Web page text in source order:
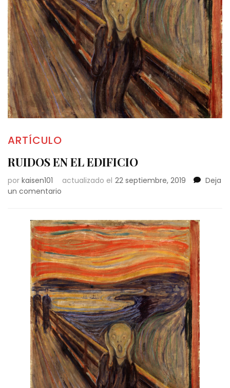
ARTÍCULO
RUIDOS EN EL EDIFICIO
por kaisen101 actualizado el 22 septiembre, 2019
Deja
un comentario
EL
EDIFICIO